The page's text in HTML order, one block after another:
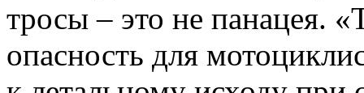
тросы – это не панацея.
опасность для